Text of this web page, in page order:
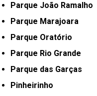
Parque João Ramalho
Parque Marajoara
Parque Oratório
Parque Rio Grande
Parque das Garças
Pinheirinho